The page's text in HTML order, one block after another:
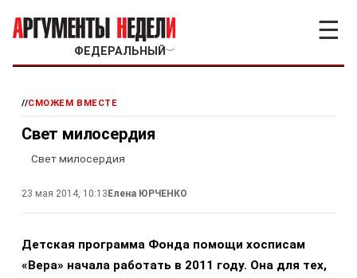
ФЕДЕРАЛЬНЫЙ ﹀
☰
//СМОЖЕМ ВМЕСТЕ
Свет милосердия
Свет милосердия
23 мая 2014, 10:13 Елена ЮРЧЕНКО
Детская программа Фонда помощи хосписам
«Вера» начала работать в 2011 году. Она для тех,